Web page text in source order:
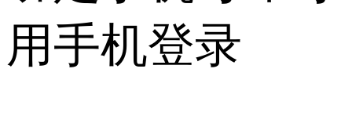
用手机登录